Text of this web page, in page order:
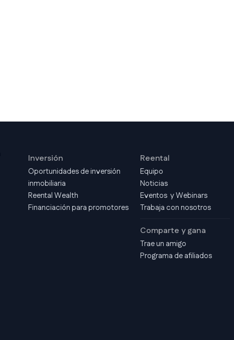
Inversión
Oportunidades de inversión
inmobiliaria
Reental Wealth
Financiación para promotores
Reental
Equipo
Noticias
Eventos y Webinars
Trabaja con nosotros
Comparte y gana
Trae un amigo
Programa de afiliados